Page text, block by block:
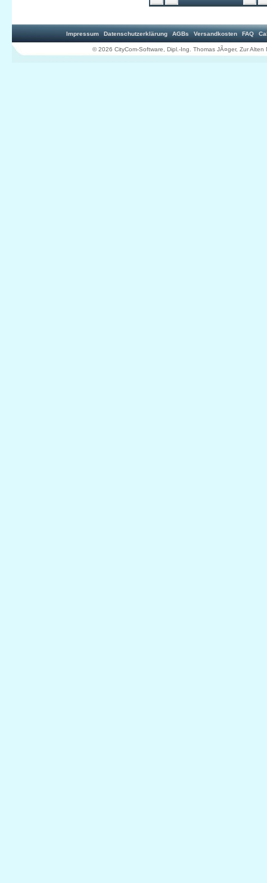
Impressum Datenschutzerklärung AGBs Versandkosten FAQ
© 2026 CityCom-Software, Dipl.-Ing. Thomas JÃ¤ger, Zur